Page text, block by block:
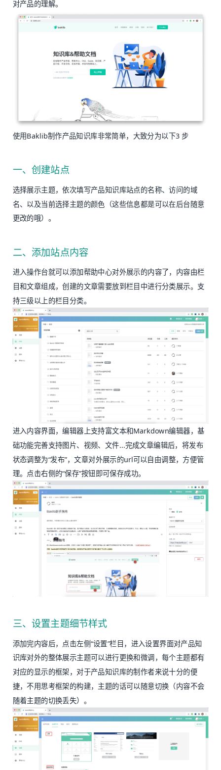
对产品的理解。
使用Baklib制作产品知识库非常简单，大致分为以下3 步
一、创建站点
选择展示主题，依次填写产品知识库站点的名称、访问的域
名、以及当前选择主题的颜色（这些信息都是可以在后台随意
更改的哦）。
二、添加站点内容
进入操作台就可以添加帮助中心对外展示的内容了，内容由栏
目和文章组成，创建的文章需要放到栏目中进行分类展示。支
持三级以上的栏目分类。
进入内容界面，编辑器上支持富文本和Markdown编辑器，基
础功能完善支持图片、视频、文件...完成文章编辑后，将发布
状态调整为“发布”，文章对外展示的url可以自由调整，方便管
理。点击右侧的“保存”按钮即可保存成功。
三、设置主题细节样式
添加完内容后，点击左侧“设置”栏目，进入设置界面对产品知
识库对外的整体展示主题可以进行更换和微调，每个主题都有
对应的显示的框架，对于产品知识库的制作者来说十分的便
捷，不用思考框架的构建，主题的话可以随意切换（内容不会
随着主题的切换丢失）。